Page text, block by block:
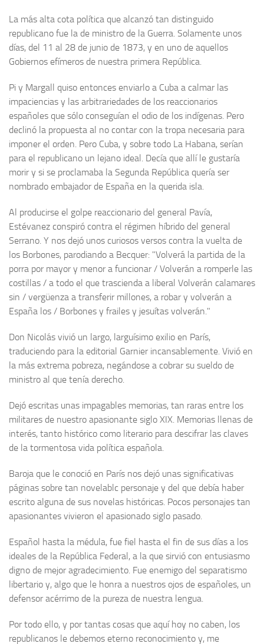
La más alta cota política que alcanzó tan distinguido
republicano fue la de ministro de la Guerra. Solamente unos
días, del 11 al 28 de junio de 1873, y en uno de aquellos
Gobiernos efímeros de nuestra primera Repúbli­ca.
Pi y Margall quiso entonces enviarlo a Cuba a calmar las
impaciencias y las arbitrariedades de los reaccionarios
españoles que sólo conseguían el odio de los indígenas. Pero
declinó la propuesta al no contar con la tropa nece­saria para
imponer el orden. Pero Cuba, y sobre todo La Habana, serían
para el republicano un lejano ideal. Decía que allí le gustaría
morir y si se proclamaba la Segunda República quería ser
nombrado embajador de España en la querida isla.
Al producirse el golpe reaccionario del general Pavía,
Estévanez conspiró contra el régimen híbrido del general
Serrano. Y nos dejó unos curiosos versos contra la vuelta de
los Borbones, parodiando a Becquer: "Volverá la partida de la
porra por mayor y menor a funcionar / Volverán a romperle las
costillas / a todo el que trascienda a liberal Volverán calamares
sin / vergüenza a transferir millones, a robar y volverán a
España los / Borbones y frailes y jesuítas volverán."
Don Nicolás vivió un largo, larguísimo exilio en París,
traduciendo para la editorial Garnier incansablemente. Vivió en
la más extrema pobreza, negándose a cobrar su sueldo de
ministro al que tenía derecho.
Dejó escritas unas impagables memorias, tan raras entre los
militares de nuestro apasionante siglo XIX. Memorias llenas de
interés, tanto histórico como literario para desci­frar las claves
de la tormentosa vida política española.
Baroja que le conoció en París nos dejó unas significa­tivas
páginas sobre tan novelablc personaje y del que debía haber
escrito alguna de sus novelas históricas. Pocos personajes tan
apasionantes vivieron el apasionado siglo pasado.
Español hasta la médula, fue fiel hasta el fin de sus días a los
ideales de la República Federal, a la que sirvió con entusiasmo
digno de mejor agradecimiento. Fue enemigo del separatismo
libertario y, algo que le honra a nuestros ojos de españoles, un
defensor acérrimo de la pureza de nuestra lengua.
Por todo ello, y por tantas cosas que aquí hoy no caben, los
republicanos le debemos eterno reconocimiento y, me